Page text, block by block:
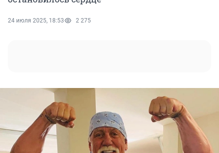
24 июля 2025, 18:53 2 275